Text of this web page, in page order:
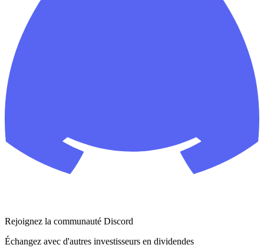
Rejoignez la communauté Discord
Échangez avec d'autres investisseurs en dividendes